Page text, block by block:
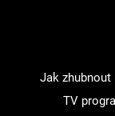
Jak zhubnout
TV